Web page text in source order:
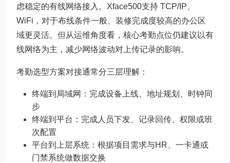
虑稳定的有线网络接入。Xface500支持 TCP/IP、
WiFi，对于布线条件一般、装修完成度较高的办公区
域更灵活。但从运维角度看，核心考勤点位仍建议以有
线网络为主，减少网络波动对上传记录的影响。
考勤选型方案对接通常分三层理解：
终端到局域网：完成设备上线、地址规划、时钟同
步
终端到平台：完成人员下发、记录回传、权限或班
次配置
平台到上层系统：根据项目需求与HR、一卡通或
门禁系统做数据交换